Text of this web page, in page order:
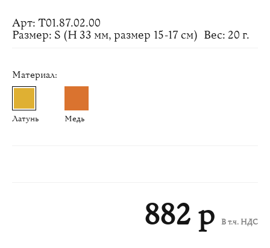
Арт: Т01.87.02.00
Размер: S (H 33 мм, размер 15-17 см) Вес: 20 г.
Материал:
Латунь Медь
882 р В т.ч. НДС